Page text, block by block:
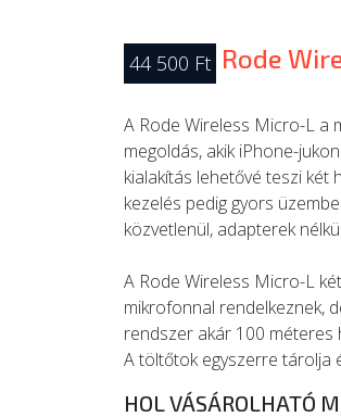
44 500 Ft Rode
A Rode Wireless Micro-L a
megoldás, akik iPhone-
kialakítás lehetővé teszi
kezelés pedig gyors
közvetlenül, adapterek
A Rode Wireless Micro-L
mikrofonnal rendelkeznek,
rendszer akár 100 méteres
A töltőtok egyszerre tárolja
HOL VÁSÁROLHATÓ